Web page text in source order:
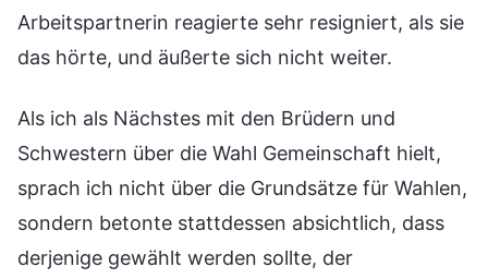
Arbeitspartnerin reagierte sehr resigniert, als sie
das hörte, und äußerte sich nicht weiter.
Als ich als Nächstes mit den Brüdern und
Schwestern über die Wahl Gemeinschaft hielt,
sprach ich nicht über die Grundsätze für Wahlen,
sondern betonte stattdessen absichtlich, dass
derjenige gewählt werden sollte, der